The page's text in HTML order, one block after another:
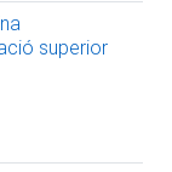
superior